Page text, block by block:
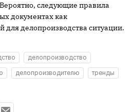
следующие правила
документах как
для делопроизводства ситуации.
делопроизводство
делопроизводителю
тренды